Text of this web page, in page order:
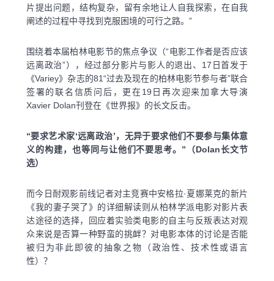
片提出问题，结构复杂，留有余地让人自我探索，在自我
阐述的过程中寻找到克服困境的可行之路。”
围绕着本届柏林电影节的焦点争议（“电影工作者是否应该
远离政治”），经过部分影片与影人的退出、17日首发于
《Variey》杂志的81“过去及现在的柏林电影节参与者”联合
签署的联名信质问后，更在19日再次迎来加拿大导演
Xavier Dolan刊登在《世界报》的长文反击。
“要求艺术家‘远离政治’，无异于要求他们不要参与集体意
义的构建，也等同与让他们不要思考。”（Dolan长文节
选）
而今日耐观影前线记者对主竞赛中安格拉·夏娜莱克的新片
《我的妻子哭了》的详细解读则从柏林学派电影对影片表
达途径的选择，回应着实验类电影的自主与反叛表达对观
众来说是否算一种野蛮的挑衅？对电影本体的讨论是否能
被归为非此即彼的抽象之物（政治性、技术性或语言
性）？